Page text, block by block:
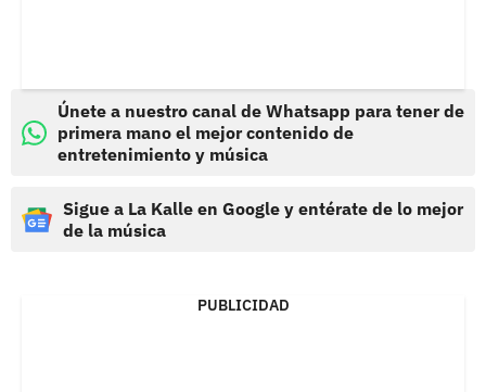
Únete a nuestro canal de Whatsapp para tener de
primera mano el mejor contenido de
entretenimiento y música
Sigue a La Kalle en Google y entérate de lo mejor
de la música
PUBLICIDAD